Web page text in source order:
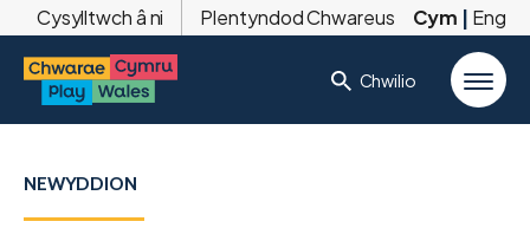
Cysylltwch â ni Plentyndod Chwareus Cym | Eng
Chwilio
NEWYDDION